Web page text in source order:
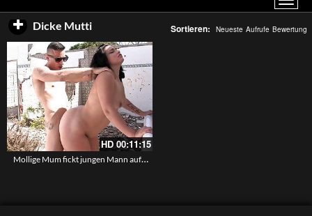
Dicke Mutti Sortieren: Neueste Aufrufe Bewertung
HD00:11:15
Mollige Mum fickt jungen Mann auf der Couch